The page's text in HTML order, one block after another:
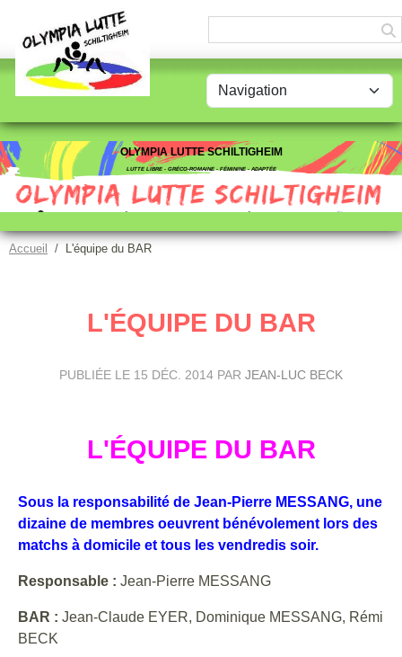
OLYMPIA LUTTE SCHILTIGHEIM
LUTTE LIBRE - GRÉCO-ROMAINE - FÉMININE - ADAPTÉE
Accueil L'équipe du BAR
L'ÉQUIPE DU BAR
PUBLIÉE LE 15 DÉC. 2014 PAR JEAN-LUC BECK
L'ÉQUIPE DU BAR
Sous la responsabilité de Jean-Pierre MESSANG, une
dizaine de membres oeuvrent bénévolement lors des
matchs à domicile et tous les vendredis soir.
Responsable : Jean-Pierre MESSANG
BAR : Jean-Claude EYER, Dominique MESSANG, Rémi
BECK
Panneau de gestion des cookies